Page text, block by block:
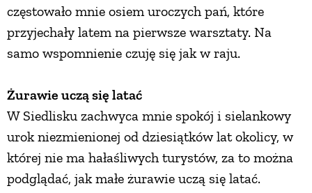
częstowało mnie osiem uroczych pań, które
przyjechały latem na pierwsze warsztaty. Na
samo wspomnienie czuję się jak w raju.
Żurawie uczą się latać
W Siedlisku zachwyca mnie spokój i sielankowy
urok niezmienionej od dziesiątków lat okolicy, w
której nie ma hałaśliwych turystów, za to można
podglądać, jak małe żurawie uczą się latać.